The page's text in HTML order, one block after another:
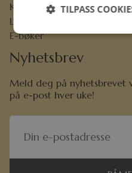
K-stud
Lydbøker
E-bøker
Nyhetsbrev
Meld deg på nyhetsbrevet
på e-post hver uke!
TILPASS